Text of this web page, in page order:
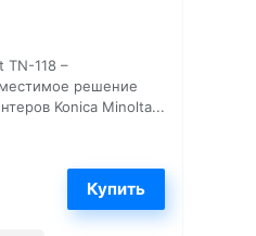
TN-118 –
решение
Konica Minolta...